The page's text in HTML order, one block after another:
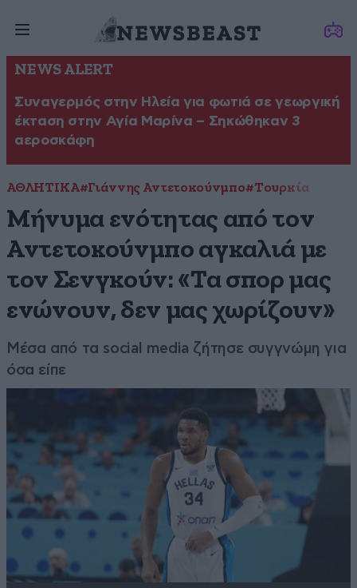
NEWS ALERT
Συναγερμός στην Ηλεία για φωτιά σε γεωργική
έκταση στην Αγία Μαρίνα – Σηκώθηκαν 3
αεροσκάφη
ΑΘΛΗΤΙΚΑ#Γιάννης Αντετοκούνμπο#Τουρκία
Μήνυμα ενότητας από τον
Αντετοκούνμπο αγκαλιά με
τον Σενγκούν: «Τα σπορ μας
ενώνουν, δεν μας χωρίζουν»
Μέσα από τα social media ζήτησε συγγνώμη για
όσα είπε